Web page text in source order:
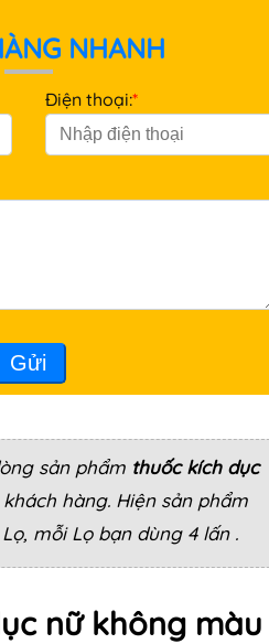
NHANH
Điện thoại:*
Gửi
sản phẩm thuốc kích dục
hàng. Hiện sản phẩm
mỗi Lọ bạn dùng 4 lấn .
nữ không màu